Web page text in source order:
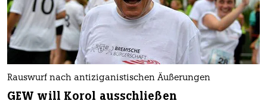
Rauswurf nach antiziganistischen Äußerungen
GEW will Korol ausschließen